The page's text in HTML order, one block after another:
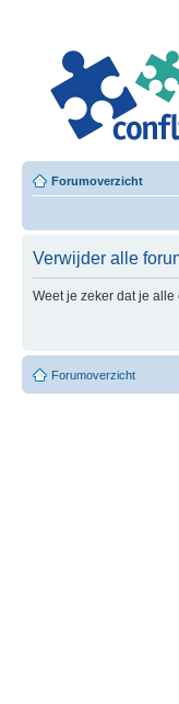
Forumoverzicht
Verwijder alle
Weet je zeker dat je
Forumoverzicht